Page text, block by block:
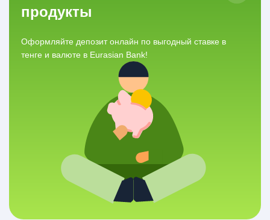
продукты
Оформляйте депозит онлайн по выгодный ставке в
тенге и валюте в Eurasian Bank!